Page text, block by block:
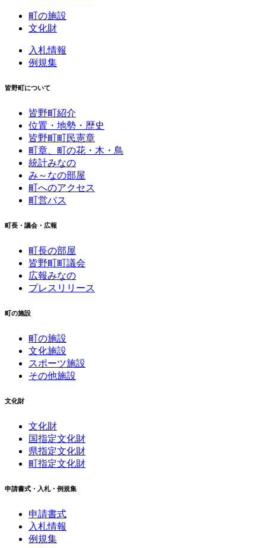
町の施設
文化財
入札情報
例規集
皆野町について
皆野町紹介
位置・地勢・歴史
皆野町町民憲章
町章、町の花・木・鳥
統計みなの
み～なの部屋
町へのアクセス
町営バス
町長・議会・広報
町長の部屋
皆野町町議会
広報みなの
プレスリリース
町の施設
町の施設
文化施設
スポーツ施設
その他施設
文化財
文化財
国指定文化財
県指定文化財
町指定文化財
申請書式・入札・例規集
申請書式
入札情報
例規集